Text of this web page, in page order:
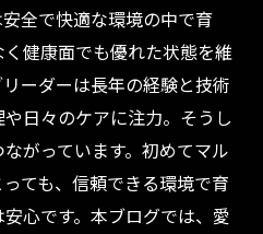
全で快適な環境の中で育
健康面でも優れた状態を維
ーダーは長年の経験と技術
日々のケアに注力。そうし
がっています。初めてマル
ても、信頼できる環境で育
心です。本ブログでは、愛